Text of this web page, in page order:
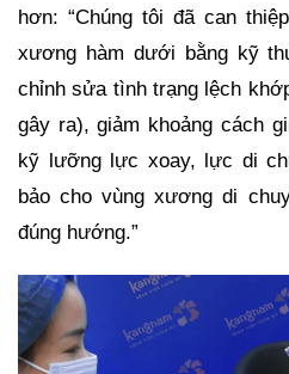
hơn: “Chúng tôi đã can
xương hàm dưới bằng kỹ
chỉnh sửa tình trạng lệch
gây ra), giảm khoảng cách
kỹ lưỡng lực xoay, lực di
bảo cho vùng xương di
đúng hướng.”